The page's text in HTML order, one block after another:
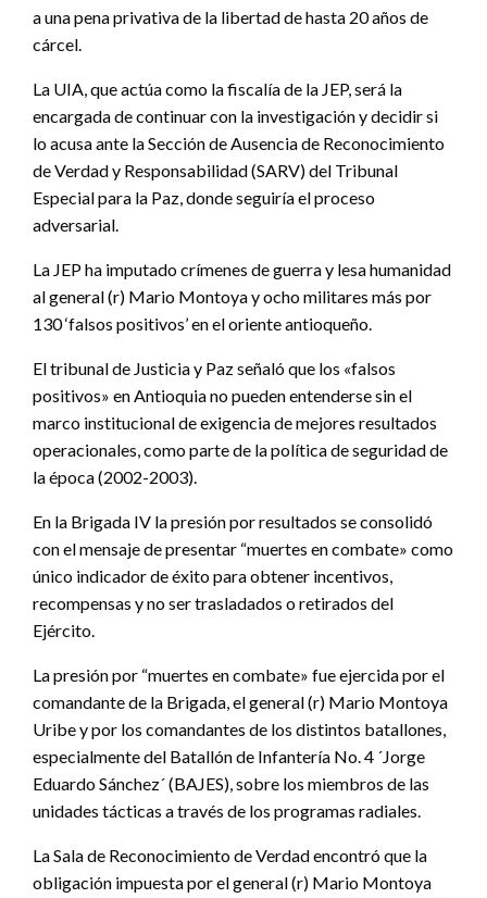
a una pena privativa de la libertad de hasta 20 años de
cárcel.
La UIA, que actúa como la fiscalía de la JEP, será la
encargada de continuar con la investigación y decidir si
lo acusa ante la Sección de Ausencia de Reconocimiento
de Verdad y Responsabilidad (SARV) del Tribunal
Especial para la Paz, donde seguiría el proceso
adversarial.
La JEP ha imputado crímenes de guerra y lesa humanidad
al general (r) Mario Montoya y ocho militares más por
130 ‘falsos positivos’ en el oriente antioqueño.
El tribunal de Justicia y Paz señaló que los «falsos
positivos» en Antioquia no pueden entenderse sin el
marco institucional de exigencia de mejores resultados
operacionales, como parte de la política de seguridad de
la época (2002-2003).
En la Brigada IV la presión por resultados se consolidó
con el mensaje de presentar “muertes en combate» como
único indicador de éxito para obtener incentivos,
recompensas y no ser trasladados o retirados del
Ejército.
La presión por “muertes en combate» fue ejercida por el
comandante de la Brigada, el general (r) Mario Montoya
Uribe y por los comandantes de los distintos batallones,
especialmente del Batallón de Infantería No. 4 ´Jorge
Eduardo Sánchez´ (BAJES), sobre los miembros de las
unidades tácticas a través de los programas radiales.
La Sala de Reconocimiento de Verdad encontró que la
obligación impuesta por el general (r) Mario Montoya